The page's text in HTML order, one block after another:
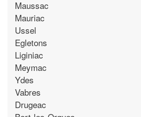
Maussac
Mauriac
Ussel
Egletons
Liginiac
Meymac
Ydes
Vabres
Drugeac